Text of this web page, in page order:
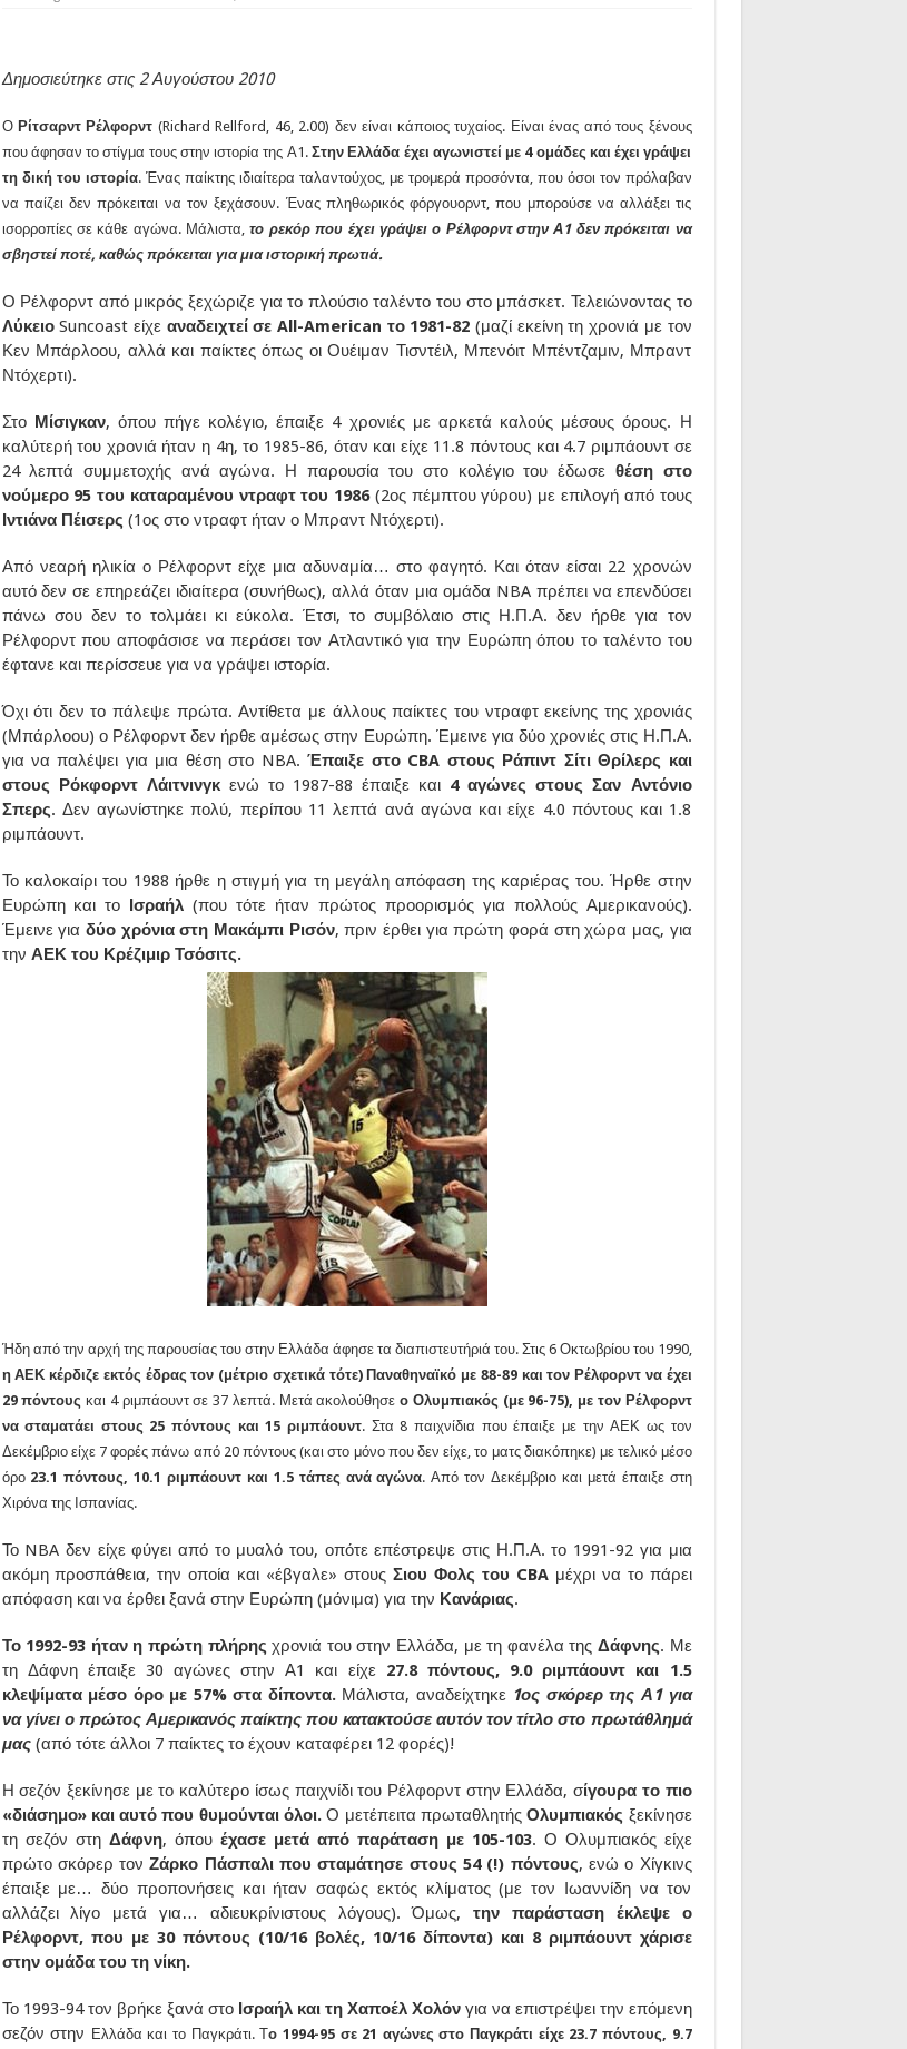
Δημοσιεύτηκε στις 2 Αυγούστου 2010
Ο Ρίτσαρντ Ρέλφορντ (Richard Rellford, 46, 2.00) δεν είναι κάποιος τυχαίος. Είναι ένας από τους ξένους
που άφησαν το στίγμα τους στην ιστορία της Α1. Στην Ελλάδα έχει αγωνιστεί με 4 ομάδες και έχει γράψει
τη δική του ιστορία. Ένας παίκτης ιδιαίτερα ταλαντούχος, με τρομερά προσόντα, που όσοι τον πρόλαβαν
να παίζει δεν πρόκειται να τον ξεχάσουν. Ένας πληθωρικός φόργουορντ, που μπορούσε να αλλάξει τις
ισορροπίες σε κάθε αγώνα. Μάλιστα,το ρεκόρ που έχει γράψει ο Ρέλφορντ στην Α1 δεν πρόκειται να
σβηστεί ποτέ, καθώς πρόκειται για μια ιστορική πρωτιά.
Ο Ρέλφορντ από μικρός ξεχώριζε για το πλούσιο ταλέντο του στο μπάσκετ. Τελειώνοντας το
ΛύκειοSuncoast είχε αναδειχτεί σε All-American το 1981-82(μαζί εκείνη τη χρονιά με τον
Κεν Μπάρλοου, αλλά και παίκτες όπως οι Ουέιμαν Τισντέιλ, Μπενόιτ Μπέντζαμιν, Μπραντ
Ντόχερτι).
Στο Μίσιγκαν, όπου πήγε κολέγιο, έπαιξε 4 χρονιές με αρκετά καλούς μέσους όρους. Η
καλύτερή του χρονιά ήταν η 4η, το 1985-86, όταν και είχε 11.8 πόντους και 4.7 ριμπάουντ σε
24 λεπτά συμμετοχής ανά αγώνα. Η παρουσία του στο κολέγιο του έδωσε θέση στο
νούμερο 95 του καταραμένου ντραφτ του 1986 (2ος πέμπτου γύρου) με επιλογή από τους
Ιντιάνα Πέισερς (1ος στο ντραφτ ήταν ο Μπραντ Ντόχερτι).
Από νεαρή ηλικία ο Ρέλφορντ είχε μια αδυναμία… στο φαγητό. Και όταν είσαι 22 χρονών
αυτό δεν σε επηρεάζει ιδιαίτερα (συνήθως), αλλά όταν μια ομάδα NBA πρέπει να επενδύσει
πάνω σου δεν το τολμάει κι εύκολα. Έτσι, το συμβόλαιο στις Η.Π.Α. δεν ήρθε για τον
Ρέλφορντ που αποφάσισε να περάσει τον Ατλαντικό για την Ευρώπη όπου το ταλέντο του
έφτανε και περίσσευε για να γράψει ιστορία.
Όχι ότι δεν το πάλεψε πρώτα. Αντίθετα με άλλους παίκτες του ντραφτ εκείνης της χρονιάς
(Μπάρλοου) ο Ρέλφορντ δεν ήρθε αμέσως στην Ευρώπη. Έμεινε για δύο χρονιές στις Η.Π.Α.
για να παλέψει για μια θέση στο NBA. Έπαιξε στο CBA στους Ράπιντ Σίτι Θρίλερς και
στους Ρόκφορντ Λάιτνινγκενώ το 1987-88 έπαιξε και 4 αγώνες στους Σαν Αντόνιο
Σπερς. Δεν αγωνίστηκε πολύ, περίπου 11 λεπτά ανά αγώνα και είχε 4.0 πόντους και 1.8
ριμπάουντ.
Το καλοκαίρι του 1988 ήρθε η στιγμή για τη μεγάλη απόφαση της καριέρας του. Ήρθε στην
Ευρώπη και το Ισραήλ(που τότε ήταν πρώτος προορισμός για πολλούς Αμερικανούς).
Έμεινε για δύο χρόνια στη Μακάμπι Ρισόν, πριν έρθει για πρώτη φορά στη χώρα μας, για
την ΑΕΚ του Κρέζιμιρ Τσόσιτς.
Ήδη από την αρχή της παρουσίας του στην Ελλάδα άφησε τα διαπιστευτήριά του. Στις 6 Οκτωβρίου του 1990,
η ΑΕΚ κέρδιζε εκτός έδρας τον (μέτριο σχετικά τότε) Παναθηναϊκό με 88-89 και τον Ρέλφορντ να έχει
29 πόντους και 4 ριμπάουντ σε 37 λεπτά. Μετά ακολούθησε ο Ολυμπιακός (με 96-75), με τον Ρέλφορντ
να σταματάει στους 25 πόντους και 15 ριμπάουντ. Στα 8 παιχνίδια που έπαιξε με την ΑΕΚ ως τον
Δεκέμβριο είχε 7 φορές πάνω από 20 πόντους (και στο μόνο που δεν είχε, το ματς διακόπηκε) με τελικό μέσο
όρο23.1 πόντους, 10.1 ριμπάουντ και 1.5 τάπες ανά αγώνα. Από τον Δεκέμβριο και μετά έπαιξε στη
Χιρόνα της Ισπανίας.
Το NBA δεν είχε φύγει από το μυαλό του, οπότε επέστρεψε στις Η.Π.Α. το 1991-92 για μια
ακόμη προσπάθεια, την οποία και «έβγαλε» στους Σιου Φολς του CBAμέχρι να το πάρει
απόφαση και να έρθει ξανά στην Ευρώπη (μόνιμα) για την Κανάριας.
Το 1992-93 ήταν η πρώτη πλήρης χρονιά του στην Ελλάδα, με τη φανέλα της Δάφνης. Με
τη Δάφνη έπαιξε 30 αγώνες στην Α1 και είχε 27.8 πόντους, 9.0 ριμπάουντ και 1.5
κλεψίματα μέσο όρο με 57% στα δίποντα.Μάλιστα, αναδείχτηκε 1ος σκόρερ της Α1 για
να γίνει ο πρώτος Αμερικανός παίκτης που κατακτούσε αυτόν τον τίτλο στο πρωτάθλημά
μας(από τότε άλλοι 7 παίκτες το έχουν καταφέρει 12 φορές)!
Η σεζόν ξεκίνησε με το καλύτερο ίσως παιχνίδι του Ρέλφορντ στην Ελλάδα, σίγουρα το πιο
«διάσημο» και αυτό που θυμούνται όλοι. Ο μετέπειτα πρωταθλητήςΟλυμπιακός ξεκίνησε
τη σεζόν στη Δάφνη, όπου έχασε μετά από παράταση με 105-103. Ο Ολυμπιακός είχε
πρώτο σκόρερ τονΖάρκο Πάσπαλι που σταμάτησε στους 54 (!) πόντους, ενώ ο Χίγκινς
έπαιξε με… δύο προπονήσεις και ήταν σαφώς εκτός κλίματος (με τον Ιωαννίδη να τον
αλλάζει λίγο μετά για… αδιευκρίνιστους λόγους). Όμως,την παράσταση έκλεψε ο
Ρέλφορντ, που με 30 πόντους (10/16 βολές, 10/16 δίποντα) και 8 ριμπάουντ χάρισε
στην ομάδα του τη νίκη.
Το 1993-94 τον βρήκε ξανά στο Ισραήλ και τη Χαποέλ Χολόν για να επιστρέψει την επόμενη
σεζόν στην Ελλάδα και το Παγκράτι. Το 1994-95 σε 21 αγώνες στο Παγκράτι είχε 23.7 πόντους, 9.7